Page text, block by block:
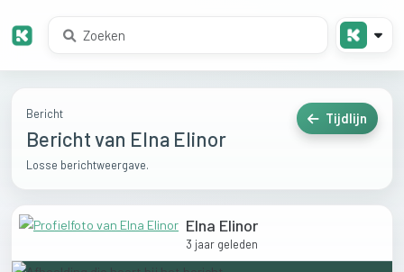
Bericht
Bericht van Elna Elinor
Losse berichtweergave.
Tijdlijn
Elna Elinor
3 jaar geleden